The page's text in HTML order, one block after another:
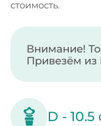
стоимость.
Внимание!
Привезём из
D -10.5